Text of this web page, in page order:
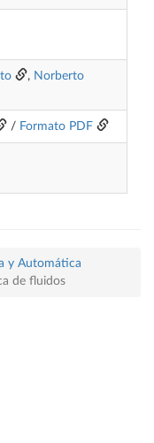
, Norberto
/ Formato PDF
y Automática
de fluidos